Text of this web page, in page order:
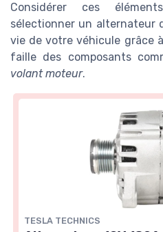
Considérer ces
sélectionner un alternateur
vie de votre véhicule grâce
faille des composants
volant moteur.
TESLA TECHNICS